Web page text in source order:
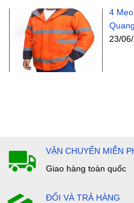
4
23/
VẬN CHUYỂN MIỄN
Giao hàng toàn quốc
ĐỔI VÀ TRẢ HÀNG